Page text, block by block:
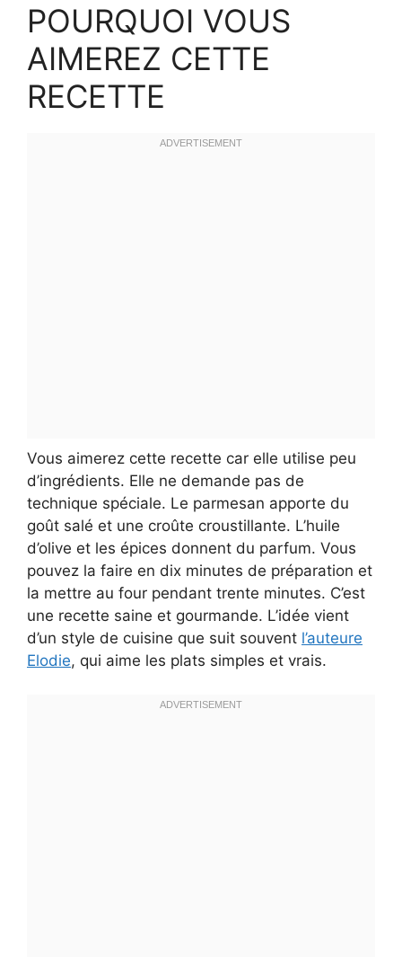
POURQUOI VOUS
AIMEREZ CETTE
RECETTE
Vous aimerez cette recette car elle utilise peu
d’ingrédients. Elle ne demande pas de
technique spéciale. Le parmesan apporte du
goût salé et une croûte croustillante. L’huile
d’olive et les épices donnent du parfum. Vous
pouvez la faire en dix minutes de préparation et
la mettre au four pendant trente minutes. C’est
une recette saine et gourmande. L’idée vient
d’un style de cuisine que suit souvent l’auteure
Elodie, qui aime les plats simples et vrais.